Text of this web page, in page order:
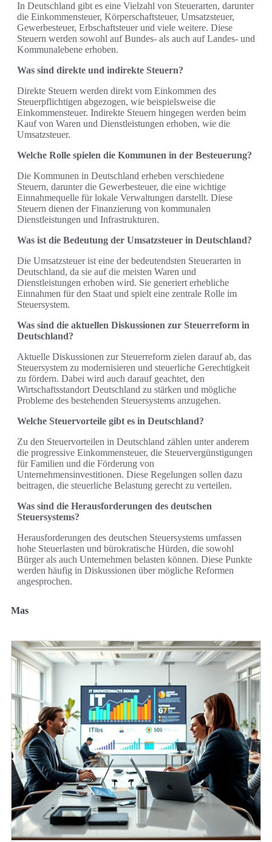
In Deutschland gibt es eine Vielzahl von Steuerarten, darunter
die Einkommensteuer, Körperschaftsteuer, Umsatzsteuer,
Gewerbesteuer, Erbschaftsteuer und viele weitere. Diese
Steuern werden sowohl auf Bundes- als auch auf Landes- und
Kommunalebene erhoben.
Was sind direkte und indirekte Steuern?
Direkte Steuern werden direkt vom Einkommen des
Steuerpflichtigen abgezogen, wie beispielsweise die
Einkommensteuer. Indirekte Steuern hingegen werden beim
Kauf von Waren und Dienstleistungen erhoben, wie die
Umsatzsteuer.
Welche Rolle spielen die Kommunen in der Besteuerung?
Die Kommunen in Deutschland erheben verschiedene
Steuern, darunter die Gewerbesteuer, die eine wichtige
Einnahmequelle für lokale Verwaltungen darstellt. Diese
Steuern dienen der Finanzierung von kommunalen
Dienstleistungen und Infrastrukturen.
Was ist die Bedeutung der Umsatzsteuer in Deutschland?
Die Umsatzsteuer ist eine der bedeutendsten Steuerarten in
Deutschland, da sie auf die meisten Waren und
Dienstleistungen erhoben wird. Sie generiert erhebliche
Einnahmen für den Staat und spielt eine zentrale Rolle im
Steuersystem.
Was sind die aktuellen Diskussionen zur Steuerreform in
Deutschland?
Aktuelle Diskussionen zur Steuerreform zielen darauf ab, das
Steuersystem zu modernisieren und steuerliche Gerechtigkeit
zu fördern. Dabei wird auch darauf geachtet, den
Wirtschaftsstandort Deutschland zu stärken und mögliche
Probleme des bestehenden Steuersystems anzugehen.
Welche Steuervorteile gibt es in Deutschland?
Zu den Steuervorteilen in Deutschland zählen unter anderem
die progressive Einkommensteuer, die Steuervergünstigungen
für Familien und die Förderung von
Unternehmensinvestitionen. Diese Regelungen sollen dazu
beitragen, die steuerliche Belastung gerecht zu verteilen.
Was sind die Herausforderungen des deutschen
Steuersystems?
Herausforderungen des deutschen Steuersystems umfassen
hohe Steuerlasten und bürokratische Hürden, die sowohl
Bürger als auch Unternehmen belasten können. Diese Punkte
werden häufig in Diskussionen über mögliche Reformen
angesprochen.
Mas